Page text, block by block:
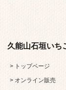
久能山石垣いち
> トップページ
> オンライン販売